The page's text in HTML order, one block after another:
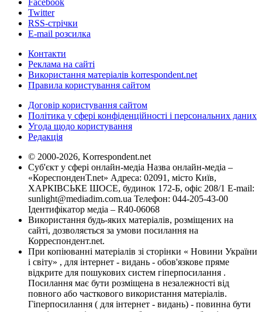
Twitter
RSS-стрічки
E-mail розсилка
Контакти
Реклама на сайті
Використання матеріалів korrespondent.net
Правила користування сайтом
Договір користування сайтом
Політика у сфері конфіденційності і персональних даних
Угода щодо користування
Редакція
© 2000-2026, Korrespondent.net
Суб'єкт у сфері онлайн-медіа Назва онлайн-медіа –
«КореспонденТ.net» Адреса: 02091, місто Київ,
ХАРКІВСЬКЕ ШОСЕ, будинок 172-Б, офіс 208/1 E-mail:
sunlight@mediadim.com.ua Телефон: 044-205-43-00
Ідентифікатор медіа – R40-06068
Використання будь-яких матеріалів, розміщених на
сайті, дозволяється за умови посилання на
Корреспондент.net.
При копіюванні матеріалів зі сторінки « Новини України
і світу» , для інтернет - видань - обов'язкове пряме
відкрите для пошукових систем гіперпосилання .
Посилання має бути розміщена в незалежності від
повного або часткового використання матеріалів.
Гіперпосилання ( для інтернет - видань) - повинна бути